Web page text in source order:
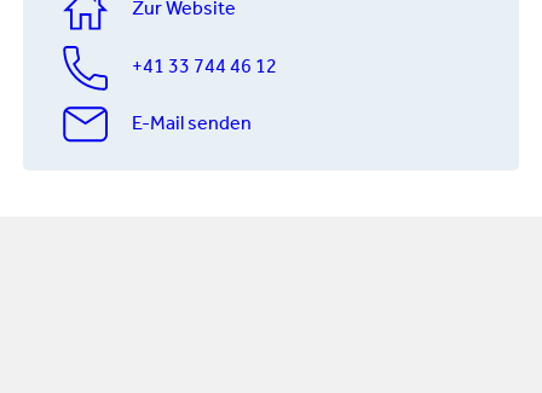
Zur Website
+41 33 744 46 12
E-Mail senden